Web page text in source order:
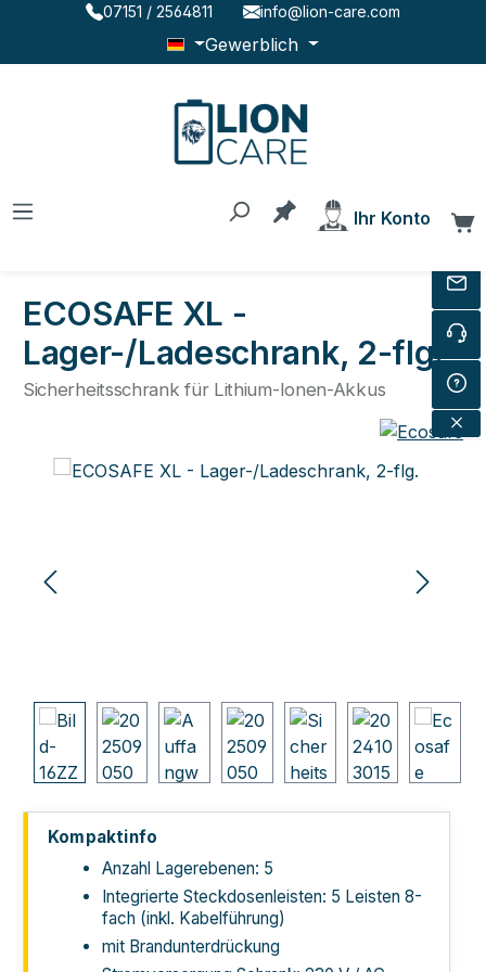
Zum Hauptinhalt springen
07151 / 2564811 info@lion-care.com
Gewerblich
Du hast 0 Produkte
Ihr Konto
ECOSAFE XL -
Lager-/Ladeschrank, 2-flg.
Sicherheitsschrank für Lithium-Ionen-Akkus
Bildergalerie überspringen
Kompaktinfo
Anzahl Lagerebenen: 5
Integrierte Steckdosenleisten: 5 Leisten 8-
fach (inkl. Kabelführung)
mit Brandunterdrückung